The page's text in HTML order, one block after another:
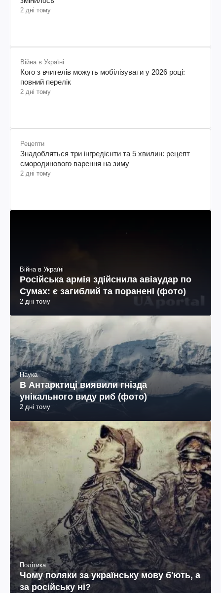
2 дні тому
Війна в Україні
Кого з вчителів можуть мобілізувати у 2026 році:
повний перелік
2 дні тому
Рецепти
Знадобляться три інгредієнти та 5 хвилин: рецепт
смородинового варення на зиму
2 дні тому
Війна в Україні
Російська армія здійснила авіаудар по
Сумах: є загиблий та поранені (фото)
2 дні тому
Наука
В Антарктиці виявили гнізда
унікального виду риб (фото)
2 дні тому
Політика
Чому поляки за українську мову б'ють, а
за російську ні?